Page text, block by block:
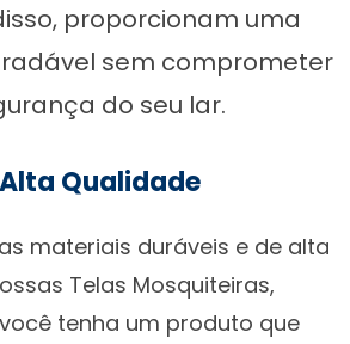
proporcionam uma
sem comprometer
do seu lar.
Qualidade
materiais duráveis e de alta
Telas Mosquiteiras,
tenha um produto que